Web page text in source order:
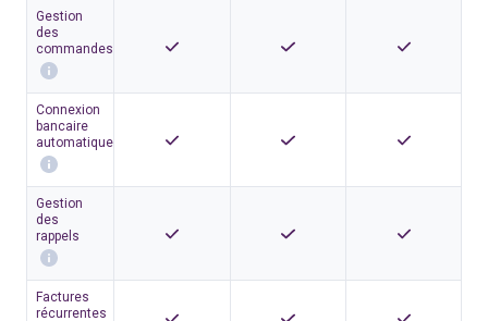
Gestion
des
commandes
Connexion
bancaire
automatique
Gestion
des
rappels
Factures
récurrentes